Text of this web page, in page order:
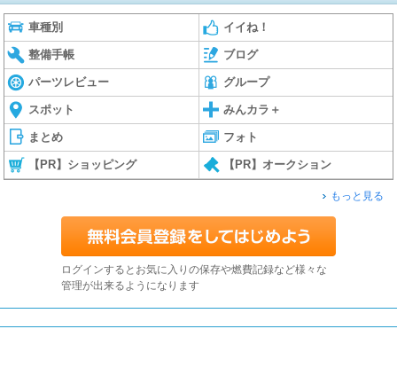
車種別 イイね！
整備手帳 ブログ
パーツレビュー グループ
スポット みんカラ＋
まとめ フォト
【PR】ショッピング 【PR】オークション
もっと見る
ログインするとお気に入りの保存や燃費記録など様々な
管理が出来るようになります